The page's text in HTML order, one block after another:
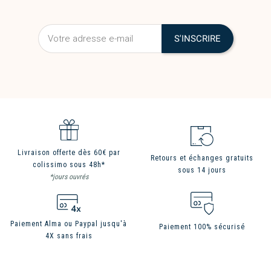
Livraison offerte dès 60€ par
colissimo sous 48h*
*jours ouvrés
Retours et échanges gratuits
sous 14 jours
Paiement Alma ou Paypal jusqu'à
4X sans frais
Paiement 100% sécurisé